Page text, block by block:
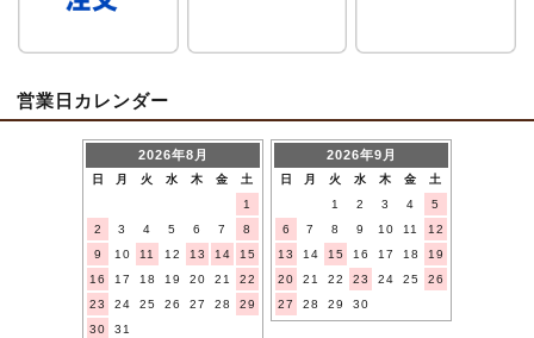
営業日カレンダー
2026年8月
日 月 火 水 木 金
土
1
2
3 4 5 6 7
8
9
10 11 12 13 14
15
16
17 18 19 20 21
22
23
24 25 26 27 28
29
30
31
2026年9月
日 月 火 水 木 金
土
1
2 3 4
5
6
7 8 9 10 11
12
13
14 15 16 17 18
19
20
21 22 23 24 25
26
27
28 29 30